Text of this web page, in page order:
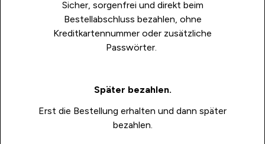
Sicher, sorgenfrei und direkt beim
Bestellabschluss bezahlen, ohne
Kreditkartennummer oder zusätzliche
Passwörter.
Später bezahlen.
Erst die Bestellung erhalten und dann später
bezahlen.